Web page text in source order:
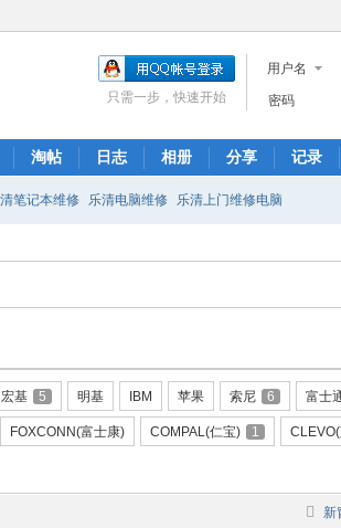
用户名
密码
只需一步，快速开始
淘帖 日志 相册 分享 记录
笔记本维修 乐清电脑维修 乐清上门维修电脑
宏基 5 明基 IBM 苹果 索尼 6 富士
FOXCONN(富士康) COMPAL(仁宝) 1
新